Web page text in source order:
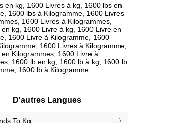
en kg, 1600 Livres à kg, 1600 lbs en
1600 lbs à Kilogramme, 1600 Livres
1600 Livres à Kilogrammes,
kg, 1600 Livre à kg, 1600 Livre en
1600 Livre à Kilogramme, 1600
1600 Livres à Kilogramme,
Kilogrammes, 1600 Livre à
1600 lb en kg, 1600 lb à kg, 1600 lb
1600 lb à Kilogramme
D'autres Langues
To Kg